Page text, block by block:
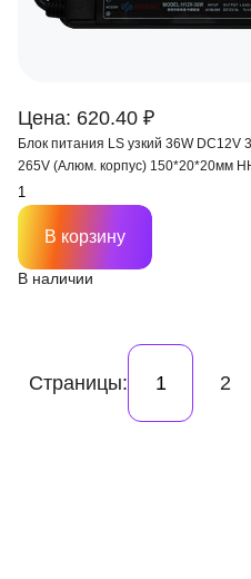
Цена: 620.40 ₽
Блок питания LS узкий 36W DC12V
265V (Алюм. корпус) 150*20*20мм
В наличии
В корзину
Страницы: 1 2